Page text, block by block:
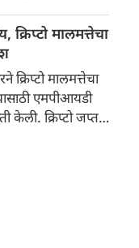
तथापि,
कठोर अटी
महत्त्वाची अट
आदेश येईपर्यंत
महाराष्ट्राबाहेरच
क्रिप्टो मालमत्तेचा
क्रिप्टो मालमत्तेचा
एमपीआयडी
केली. क्रिप्टो जप्त